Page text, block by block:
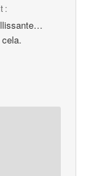
: